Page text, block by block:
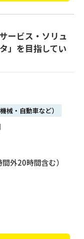
ービス・ソリュ
」を目指してい
械・自動車など）
20時間含む）